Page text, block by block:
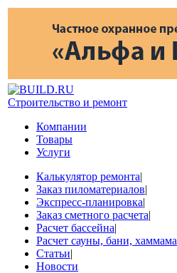
Строительство и ремонт
Компании
Товары
Услуги
Калькулятор ремонта|
Заказ пиломатериалов|
Экспресс-планировка|
Заказ сметного расчета|
Расчет бассейна|
Расчет сауны, бани, хаммама
Статьи|
Новости